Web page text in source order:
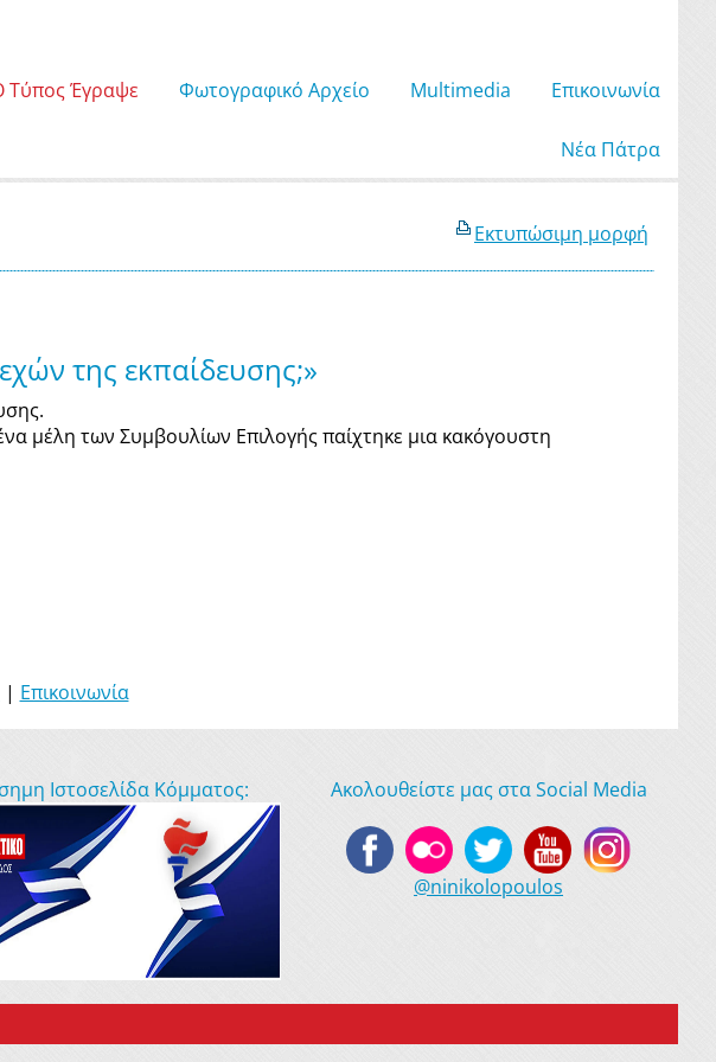
Τύπος Έγραψε Φωτογραφικό Αρχείο Μultimedia Επικοινωνία
Νέα Πάτρα
Εκτυπώσιμη μορφή
της εκπαίδευσης;»
μέλη των Συμβουλίων Επιλογής παίχτηκε μια κακόγουστη
| Επικοινωνία
Ιστοσελίδα Κόμματος: Ακολουθείστε μας στα Social Media
@ninikolopoulos